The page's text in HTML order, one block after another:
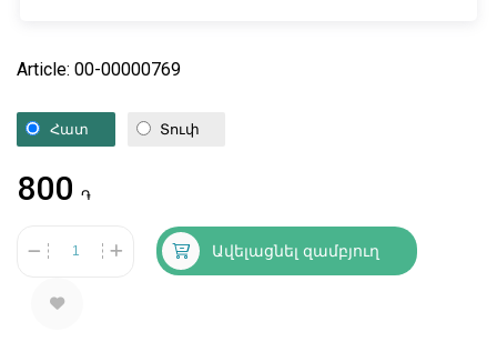
Article: 00-00000769
Հատ Տուփ
800 ֏
Ավելացնել զամբյուղ